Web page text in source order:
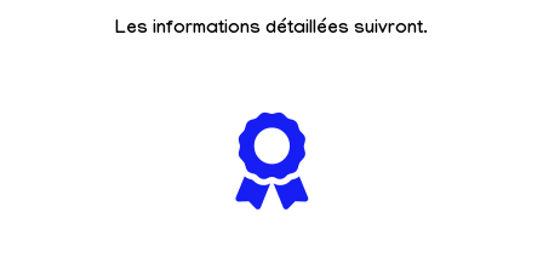
Les informations détaillées suivront.